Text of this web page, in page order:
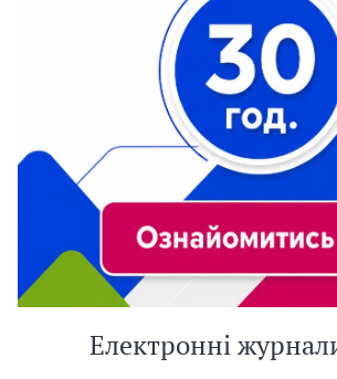
Електронні